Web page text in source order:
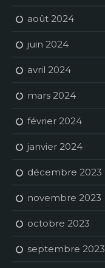
août 2024
juin 2024
avril 2024
mars 2024
février 2024
janvier 2024
décembre 2023
novembre 2023
octobre 2023
septembre 2023